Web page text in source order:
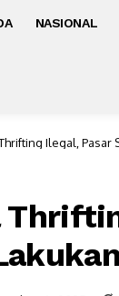
NASIONAL
Ilegal, Pasar